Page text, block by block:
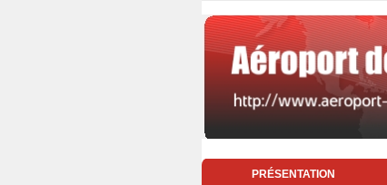
PRÉSENTATION